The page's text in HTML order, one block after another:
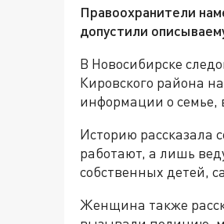
Правоохранители
допустили
В Новосибирске
Кировского района
информации о семье,
Историю рассказала
работают, а лишь
собственных детей,
Женщина также